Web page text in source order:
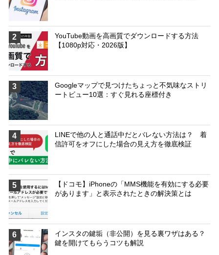
2
YouTube動画を高画質でダウンロードする方法
【1080p対応・2026版】
3
Googleマップで見つけたちょっと不気味なストリ
ートビュー10選：すぐ見れる座標付き
4
LINEで他の人と通話中だとバレない方法は？ 着
信許可をオフにした場合の見え方を徹底検証
5
【ドコモ】iPhoneの「MMS機能を有効にする必要
があります」と表示されたときの解決策とは
6
インスタの鍵垢（非公開）を見る裏ワザはある？
鍵を開けてもらうコツも解説